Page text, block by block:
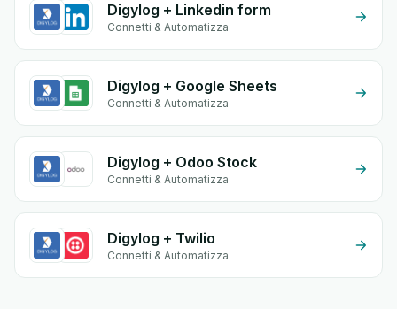
Digylog + Linkedin form
Connetti & Automatizza
Digylog + Google Sheets
Connetti & Automatizza
Digylog + Odoo Stock
Connetti & Automatizza
Digylog + Twilio
Connetti & Automatizza